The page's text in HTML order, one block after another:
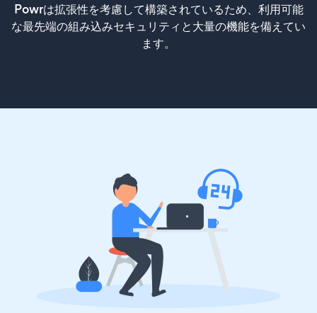
Powrは拡張性を考慮して構築されているため、利用可能
な最先端の組み込みセキュリティと大量の機能を備えてい
ます。